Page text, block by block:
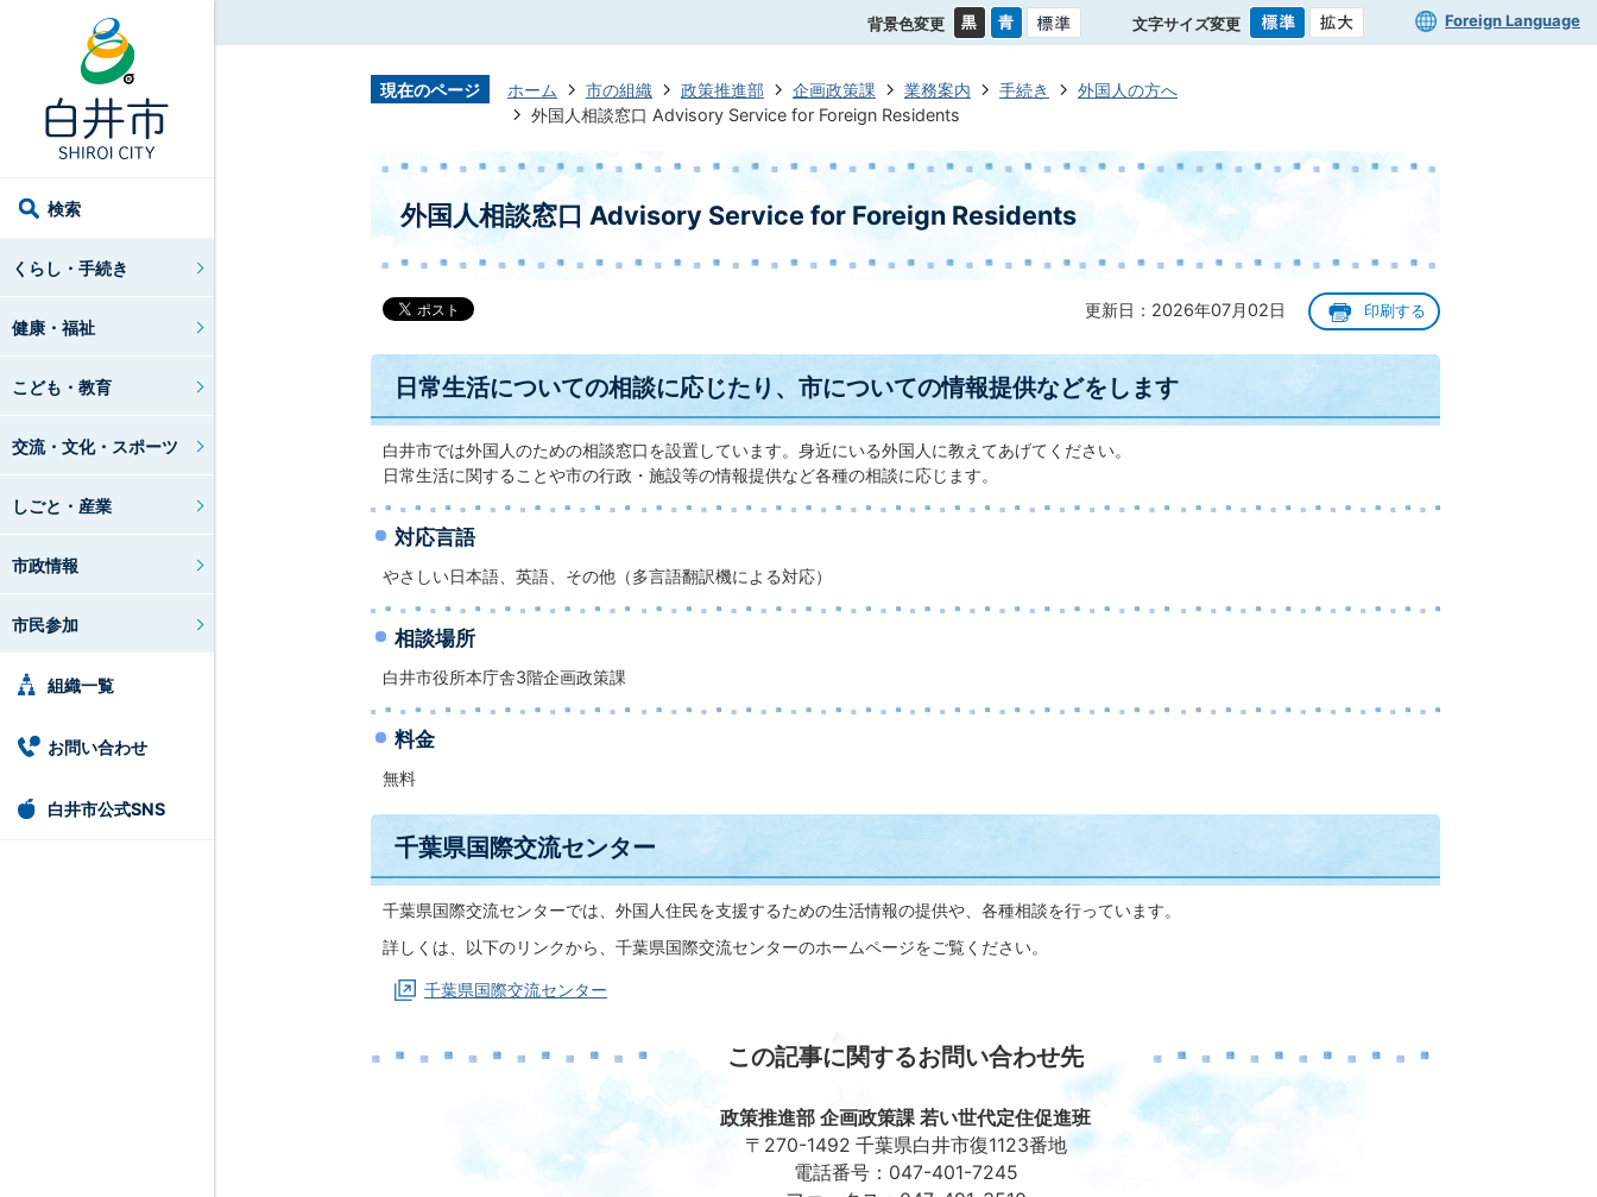
検索
くらし・手続き
健康・福祉
こども・教育
交流・文化・スポーツ
しごと・産業
市政情報
市民参加
組織一覧
お問い合わせ
白井市公式SNS
背景色変更 文字サイズ変更 Foreign Language
現在のページ ホーム 市の組織 政策推進部 企画政策課 業務案内 手続き
外国人の方へ
外国人相談窓口 Advisory Service for Foreign Residents
外国人相談窓口 Advisory Service for Foreign Residents
更新日：2026年07月02日 印刷する
日常生活についての相談に応じたり、市についての情報提供などをします
白井市では外国人のための相談窓口を設置しています。身近にいる外国人に教えてあげてください。
日常生活に関することや市の行政・施設等の情報提供など各種の相談に応じます。
対応言語
やさしい日本語、英語、その他（多言語翻訳機による対応）
相談場所
白井市役所本庁舎3階企画政策課
料金
無料
千葉県国際交流センター
千葉県国際交流センターでは、外国人住民を支援するための生活情報の提供や、各種相談を行っています。
詳しくは、以下のリンクから、千葉県国際交流センターのホームページをご覧ください。
千葉県国際交流センター
この記事に関するお問い合わせ先
政策推進部 企画政策課 若い世代定住促進班
〒270-1492 千葉県白井市復1123番地
電話番号：047-401-7245